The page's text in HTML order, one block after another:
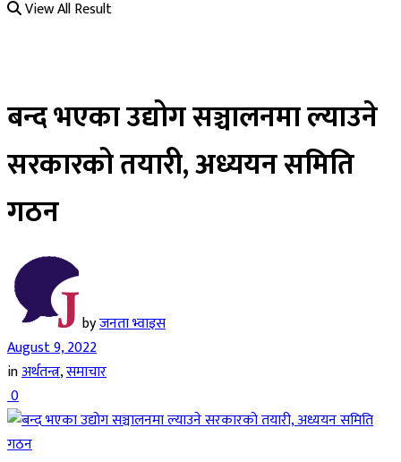
View All Result
बन्द भएका उद्योग सञ्चालनमा ल्याउने
सरकारको तयारी, अध्ययन समिति
गठन
byजनता भ्वाइस
August 9, 2022
inअर्थतन्त्र,समाचार
0